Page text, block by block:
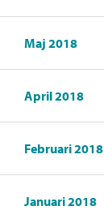
Maj 2018
April 2018
Februari 2018
Januari 2018